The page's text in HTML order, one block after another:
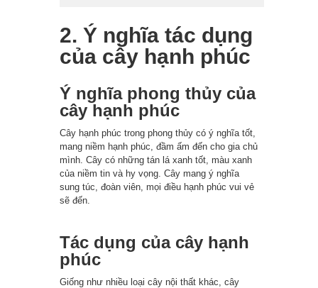
2. Ý nghĩa tác dụng
của cây hạnh phúc
Ý nghĩa phong thủy của
cây hạnh phúc
Cây hạnh phúc trong phong thủy có ý nghĩa tốt,
mang niềm hạnh phúc, đầm ấm đến cho gia chủ
mình. Cây có những tán lá xanh tốt, màu xanh
của niềm tin và hy vọng. Cây mang ý nghĩa
sung túc, đoàn viên, mọi điều hạnh phúc vui vẻ
sẽ đến.
Tác dụng của cây hạnh
phúc
Giống như nhiều loại cây nội thất khác, cây